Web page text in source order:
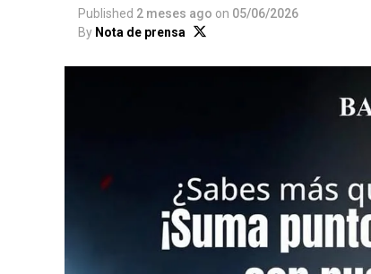
Published 2 meses ago on 05/06/2026
By Nota de prensa